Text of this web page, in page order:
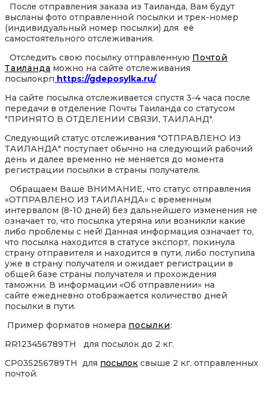
После отправления заказа из Таиланда, Вам будут
высланы фото отправленной посылки и трек-номер
(индивидуальный номер посылки) для её
самостоятельного отслеживания.
Отследить свою посылку отправленную Почтой
Таиланда можно на сайте отслеживания
посылокрп https://gdeposylka.ru/
На сайте посылка отслеживается спустя 3-4 часа после
передачи в отделение Почты Таиланда со статусом
"ПРИНЯТО В ОТДЕЛЕНИИ СВЯЗИ, ТАИЛАНД".
Следующий статус отслеживания "ОТПРАВЛЕНО ИЗ
ТАИЛАНДА" поступает обычно на следующий рабочий
день и далее временно не меняется до момента
регистрации посылки в страны получателя.
Обращаем Ваше ВНИМАНИЕ, что статус отправления
«ОТПРАВЛЕНО ИЗ ТАИЛАНДА» с временным
интервалом (8-10 дней) без дальнейшего изменения не
означает то, что посылка утеряна или возникли какие
либо проблемы с ней! Данная информация означает то,
что посылка находится в статусе экспорт, покинула
страну отправителя и находится в пути, либо поступила
уже в страну получателя и ожидает регистрации в
общей базе страны получателя и прохождения
таможни. В информации «Об отправлении» на
сайте ежедневно отображается количество дней
посылки в пути.
Пример форматов номера посылки:
RR123456789TH для посылок до 2 кг.
CP035256789TH для посылок свыше 2 кг. отправленных
почтой.